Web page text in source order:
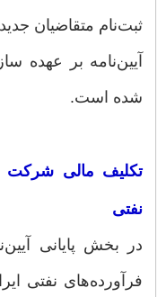
ثبت‌نام متقاضیان
آیین‌نامه بر عهده
شده است.
تکلیف مالی شرکت
نفتی
در بخش پایانی
فرآورده‌های نفتی